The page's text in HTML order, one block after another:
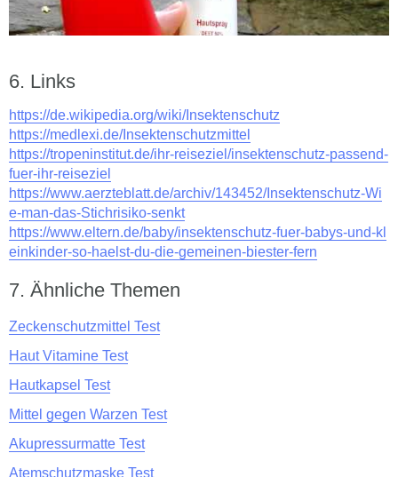
Links
https://de.wikipedia.org/wiki/Insektenschutz
https://medlexi.de/Insektenschutzmittel
https://tropeninstitut.de/ihr-reiseziel/insektenschutz-passend-
fuer-ihr-reiseziel
https://www.aerzteblatt.de/archiv/143452/Insektenschutz-Wi
e-man-das-Stichrisiko-senkt
https://www.eltern.de/baby/insektenschutz-fuer-babys-und-kl
einkinder-so-haelst-du-die-gemeinen-biester-fern
Ähnliche Themen
Zeckenschutzmittel Test
Haut Vitamine Test
Hautkapsel Test
Mittel gegen Warzen Test
Akupressurmatte Test
Atemschutzmaske Test